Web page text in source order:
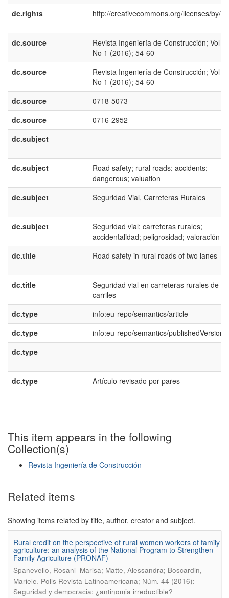
dc.rights
http://creativecommons.org/licenses/by/
dc.source
Revista Ingeniería de Construcción; Vol
No 1 (2016); 54-60
dc.source
Revista Ingeniería de Construcción; Vol
No 1 (2016); 54-60
dc.source
0718-5073
dc.source
0716-2952
dc.subject
dc.subject
Road safety; rural roads; accidents;
dangerous; valuation
dc.subject
Seguridad Vial, Carreteras Rurales
dc.subject
Seguridad vial; carreteras rurales;
accidentalidad; peligrosidad; valoración
dc.title
Road safety in rural roads of two lanes
dc.title
Seguridad vial en carreteras rurales de
carriles
dc.type
info:eu-repo/semantics/article
dc.type
info:eu-repo/semantics/publishedVersion
dc.type
dc.type Artículo revisado por pares
This item appears in the following
Collection(s)
Revista Ingeniería de Construcción
Related items
Showing items related by title, author, creator and subject.
Rural credit on the perspective of rural women workers of family
agriculture: an analysis of the National Program to Strengthen
Family Agriculture (PRONAF)
Spanevello, Rosani Marisa; Matte, Alessandra; Boscardin,
Mariele. Polis Revista Latinoamericana; Núm. 44 (2016):
Seguridad y democracia: ¿antinomia irreductible?